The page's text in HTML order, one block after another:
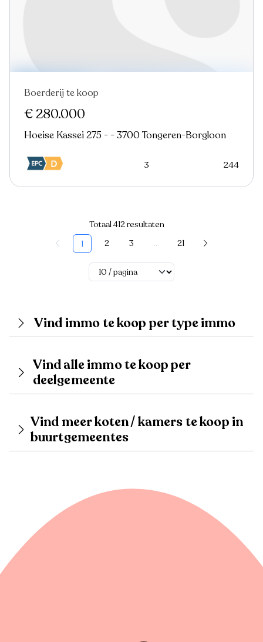
Verkocht Nieuw
Boerderij te koop
€ 280.000
Hoeise Kassei 275 - - 3700 Tongeren-Borgloon
3 244
Totaal 412 resultaten
1
2 3 ... 21
Vind immo te koop per type immo
Vind alle immo te koop per
deelgemeente
Vind meer koten / kamers te koop in
buurtgemeentes